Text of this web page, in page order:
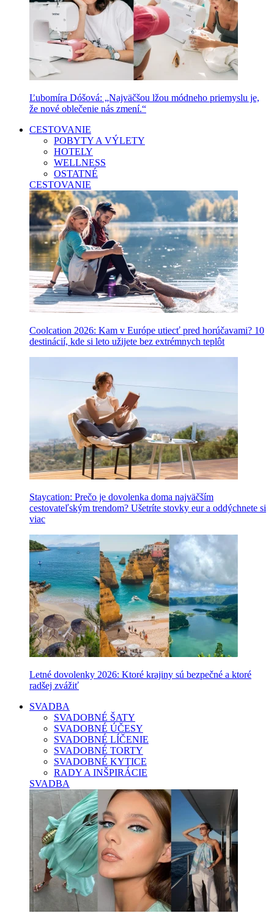
Ľubomíra Dóšová: „Najväčšou lžou módneho priemyslu je,
že nové oblečenie nás zmení.“
CESTOVANIE
POBYTY A VÝLETY
HOTELY
WELLNESS
OSTATNÉ
CESTOVANIE
Coolcation 2026: Kam v Európe utiecť pred horúčavami? 10
destinácií, kde si leto užijete bez extrémnych teplôt
Staycation: Prečo je dovolenka doma najväčším
cestovateľským trendom? Ušetríte stovky eur a oddýchnete si
viac
Letné dovolenky 2026: Ktoré krajiny sú bezpečné a ktoré
radšej zvážiť
SVADBA
SVADOBNÉ ŠATY
SVADOBNÉ ÚČESY
SVADOBNÉ LÍČENIE
SVADOBNÉ TORTY
SVADOBNÉ KYTICE
RADY A INŠPIRÁCIE
SVADBA